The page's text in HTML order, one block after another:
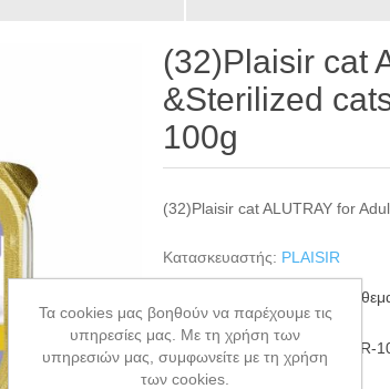
(32)Plaisir cat
&Sterilized
100g
(32)Plaisir cat ALUTRAY for
Κατασκευαστής: PLAISIR
5952 σε
ΚΩΔΙΚΟΣ ΠΡΟΪΟΝΤΟΣ:
NOR-
GTIN: 3428460051580
Τα cookies μας βοηθούν να παρέχουμε τις
υπηρεσίες μας. Με τη χρήση των
υπηρεσιών μας, συμφωνείτε με τη χρήση
των cookies.